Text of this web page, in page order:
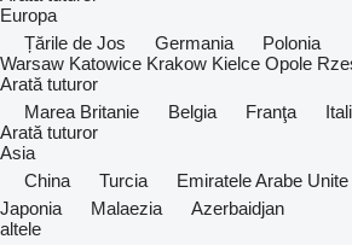
Europa
Țările de Jos
Germania
Polonia
Warsaw Katowice Krakow Kielce Opole
Arată tuturor
Marea Britanie
Belgia Franţa
Arată tuturor
Asia
China
Turcia Emiratele Arabe Unite
Japonia
Malaezia
Azerbaidjan
altele